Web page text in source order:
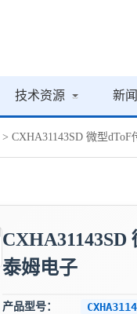
技术资源 新
> CXHA31143SD 微型
CXHA31143SD
泰姆电子
产品型号：